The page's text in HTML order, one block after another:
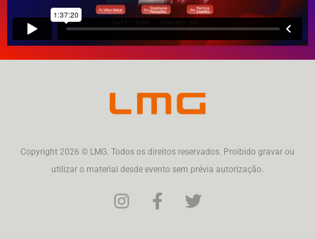
Copyright 2026 © LMG. Todos os direitos reservados. Proibido gravar ou
utilizar o material desde evento sem prévia autorização.